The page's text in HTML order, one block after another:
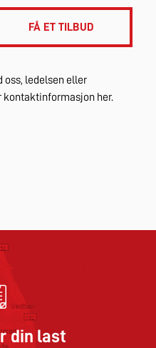
FÅ ET TILBUD
oss, ledelsen eller
kontaktinformasjon her.
din last